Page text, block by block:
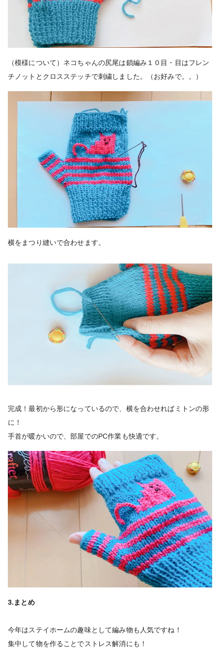
（模様について）ネコちゃんの尻尾は鎖編み１０目・目はフレン
チノットとクロスステッチで刺繍しました。（お好みで。。）
横をまつり縫いで合わせます。
完成！最初から形になっているので、横を合わせればミトンの形
に！
手首が暖かいので、部屋でのPC作業も快適です。
3.まとめ
今年はステイホームの趣味として編み物も人気ですね！
集中して物を作ることでストレス解消にも！